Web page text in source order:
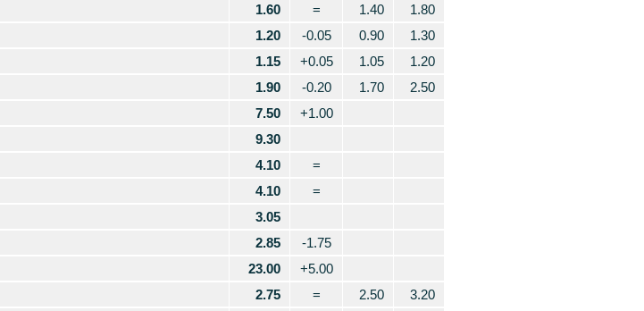
1.60 = 1.40
1.80
1.20 -0.05 0.90
1.30
1.15 +0.05 1.05
1.20
1.90 -0.20 1.70
2.50
7.50
+1.00
9.30
4.10
=
4.10
=
3.05
2.85
-1.75
23.00
+5.00
2.75 = 2.50
3.20